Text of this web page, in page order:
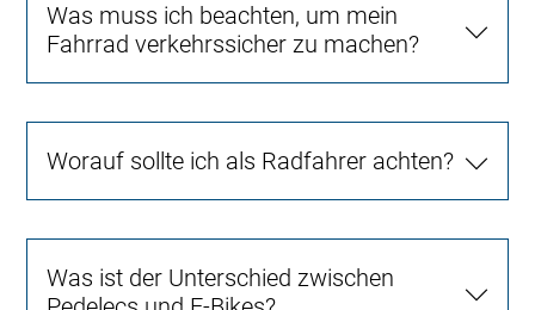
Was muss ich beachten, um mein
Fahrrad verkehrssicher zu machen?
Worauf sollte ich als Radfahrer achten?
Was ist der Unterschied zwischen